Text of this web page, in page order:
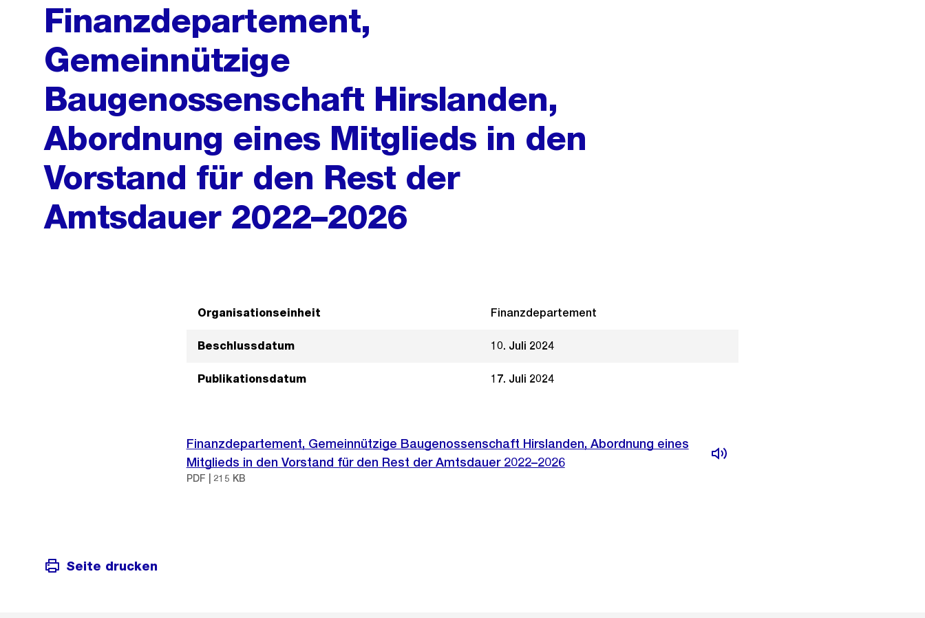
Finanzdepartement,
Gemeinnützige
Baugenossenschaft Hirslanden,
Abordnung eines Mitglieds in den
Vorstand für den Rest der
Amtsdauer 2022–2026
Organisationseinheit Finanzdepartement
Beschlussdatum 10. Juli 2024
Publikationsdatum 17. Juli 2024
Finanzdepartement, Gemeinnützige Baugenossenschaft Hirslanden, Abordnung eines
Mitglieds in den Vorstand für den Rest der Amtsdauer 2022–2026
PDF | 215 KB
Seite drucken